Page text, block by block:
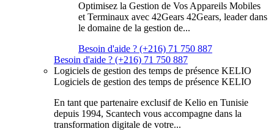
Optimisez la Gestion de Vos Appareils Mobiles
et Terminaux avec 42Gears 42Gears, leader dans
le domaine de la gestion de...
Besoin d'aide ? (+216) 71 750 887
Besoin d'aide ? (+216) 71 750 887
Logiciels de gestion des temps de présence KELIO
Logiciels de gestion des temps de présence KELIO
En tant que partenaire exclusif de Kelio en Tunisie
depuis 1994, Scantech vous accompagne dans la
transformation digitale de votre...